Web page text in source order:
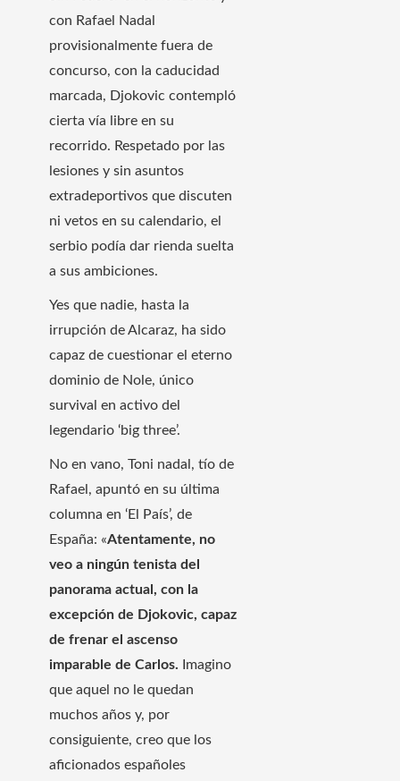
con Rafael Nadal
provisionalmente fuera de
concurso, con la caducidad
marcada, Djokovic contempló
cierta vía libre en su
recorrido. Respetado por las
lesiones y sin asuntos
extradeportivos que discuten
ni vetos en su calendario, el
serbio podía dar rienda suelta
a sus ambiciones.
Yes que nadie, hasta la
irrupción de Alcaraz, ha sido
capaz de cuestionar el eterno
dominio de Nole, único
survival en activo del
legendario ‘big three’.
No en vano, Toni nadal, tío de
Rafael, apuntó en su última
columna en ‘El País’, de
España: «Atentamente, no
veo a ningún tenista del
panorama actual, con la
excepción de Djokovic, capaz
de frenar el ascenso
imparable de Carlos.
Imagino
que aquel no le quedan
muchos años y, por
consiguiente, creo que los
aficionados españoles